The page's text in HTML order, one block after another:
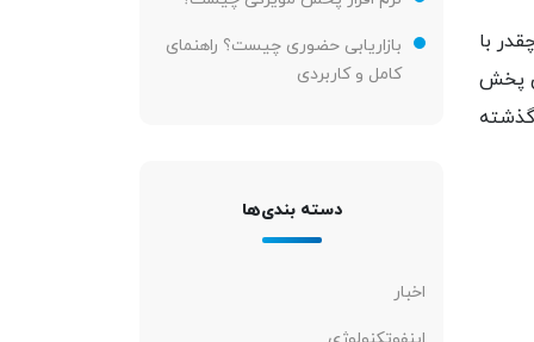
با
پخش
بازاریابی حضوری چیست؟ راهنمای
کامل و کاربردی
دسته بندی‌ها
اخبار